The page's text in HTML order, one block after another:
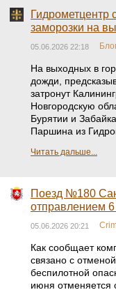
Гидрометцентр
заморозки на
05.06.2026 22:18
На выходных в
дожди,
затронут
Новгородскую
Бурятии и
Паршина из
Читать дальше...
Поезд №180
отправлением
05.06.2026 20:21
Как сообщает
связано с
беспилотной
июня отменяется